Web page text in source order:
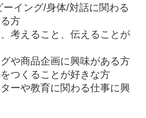
ーイング/身体/対話に関わる
方
考えること、伝えることが
や商品企画に興味がある方
つくることが好きな方
ーや教育に関わる仕事に興